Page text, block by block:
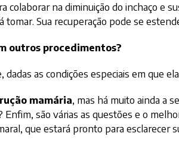
colaborar na diminuição do inchaço e
Sua recuperação pode se
outros procedimentos?
as condições especiais em que
mamária, mas há muito ainda a
são várias as questões e o
que estará pronto para esclarecer